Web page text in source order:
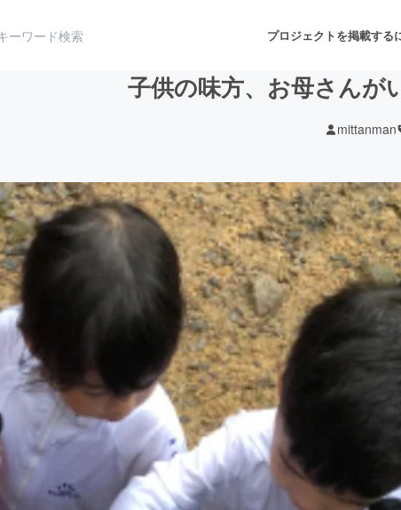
プロジェクトを掲載する
アート・写真 音楽
テクノロジー・ガジェット ゲーム・サービス開発
映像・映画 書籍・雑誌出版
ビジネス・起業 チャレンジ
まちづくり・地域活性化
CAMPFIRE for
CAMPFIREふるさ
子供の味方、お母さんが
mittanman